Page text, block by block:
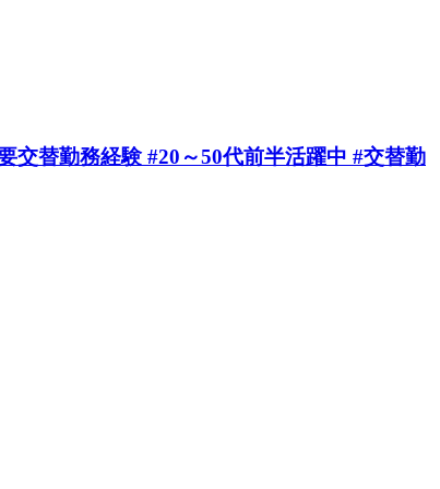
替勤務経験 #20～50代前半活躍中 #交替勤